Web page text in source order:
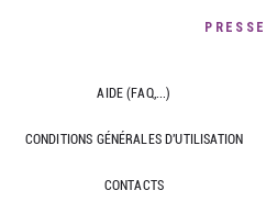
PRESSE
AIDE (FAQ,...)
CONDITIONS GÉNÉRALES D'UTILISATION
CONTACTS